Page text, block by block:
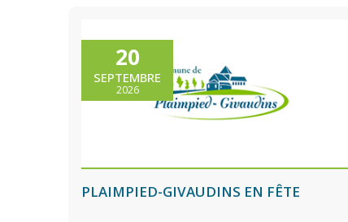
20
SEPTEMBRE
2026
PLAIMPIED-GIVAUDINS EN FÊTE